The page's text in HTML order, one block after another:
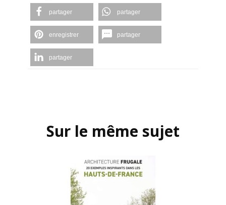
partager partager
enregistrer partager
partager
Sur le même sujet